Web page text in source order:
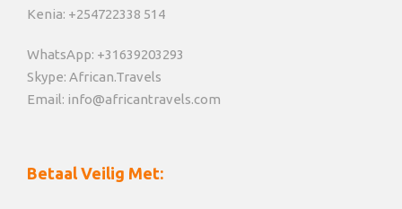
Kenia: +254722338 514
WhatsApp: +31639203293
Skype: African.Travels
Email: info@africantravels.com
Betaal Veilig Met: